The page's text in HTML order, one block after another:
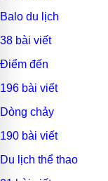
Balo du lịch
38 bài viết
Điểm đến
196 bài viết
Dòng chảy
190 bài viết
Du lịch thể thao